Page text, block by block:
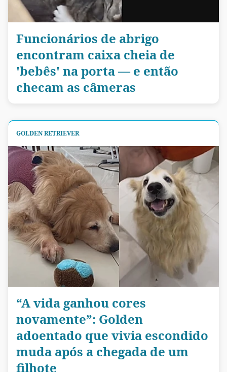
Funcionários de abrigo
encontram caixa cheia de
'bebês' na porta — e então
checam as câmeras
GOLDEN RETRIEVER
“A vida ganhou cores
novamente”: Golden
adoentado que vivia escondido
muda após a chegada de um
filhote